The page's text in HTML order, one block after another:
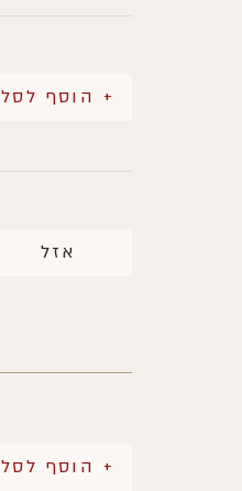
+ הוסף לסל
אזל
+ הוסף לסל